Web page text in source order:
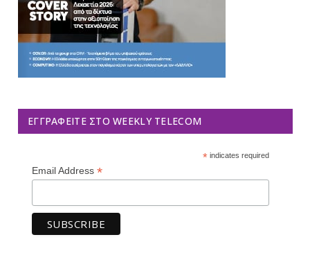
ΕΓΓΡΑΦΕΊΤΕ ΣΤΟ WEEKLY TELECOM
*indicates required
Email Address *